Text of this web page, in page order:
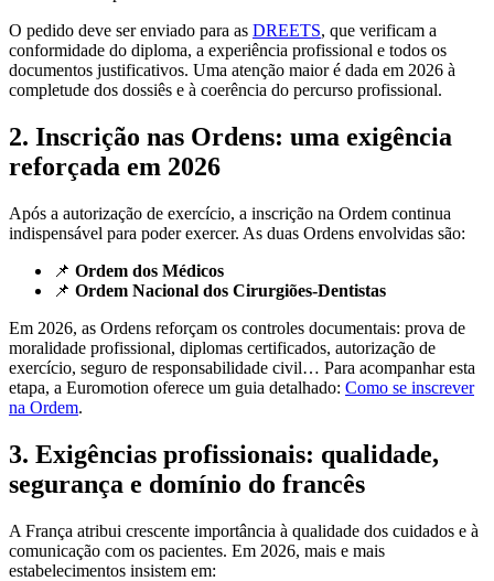
O pedido deve ser enviado para as DREETS, que verificam a
conformidade do diploma, a experiência profissional e todos os
documentos justificativos. Uma atenção maior é dada em 2026 à
completude dos dossiês e à coerência do percurso profissional.
2. Inscrição nas Ordens: uma exigência
reforçada em 2026
Após a autorização de exercício, a inscrição na Ordem continua
indispensável para poder exercer. As duas Ordens envolvidas são:
📌 Ordem dos Médicos
📌 Ordem Nacional dos Cirurgiões-Dentistas
Em 2026, as Ordens reforçam os controles documentais: prova de
moralidade profissional, diplomas certificados, autorização de
exercício, seguro de responsabilidade civil… Para acompanhar esta
etapa, a Euromotion oferece um guia detalhado: Como se inscrever
na Ordem.
3. Exigências profissionais: qualidade,
segurança e domínio do francês
A França atribui crescente importância à qualidade dos cuidados e à
comunicação com os pacientes. Em 2026, mais e mais
estabelecimentos insistem em: